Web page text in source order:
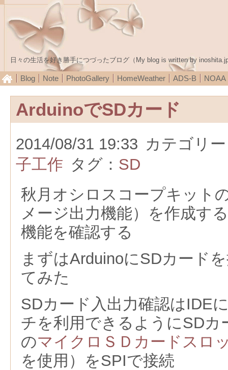
日々の生活を好き勝手につづったブログ（My blog is written by
Blog Note PhotoGallery HomeWeather ADS-B NOAA
ArduinoでSDカード
2014/08/31 19:33 カテゴリ
子工作 タグ： SD
秋月オシロスコープキット
メージ出力機能）を作成す
機能を確認する
まずはArduinoにSDカード
てみた
SDカード入出力確認はIDE
チを利用できるようにSDカ
のマイクロＳＤカードスロ
を使用）をSPIで接続